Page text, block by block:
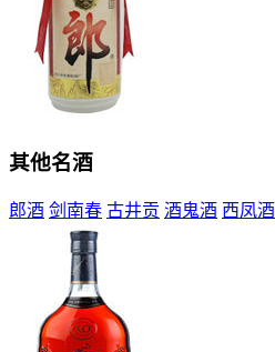
其他名酒
郎酒 剑南春 古井贡 酒鬼酒 西凤酒